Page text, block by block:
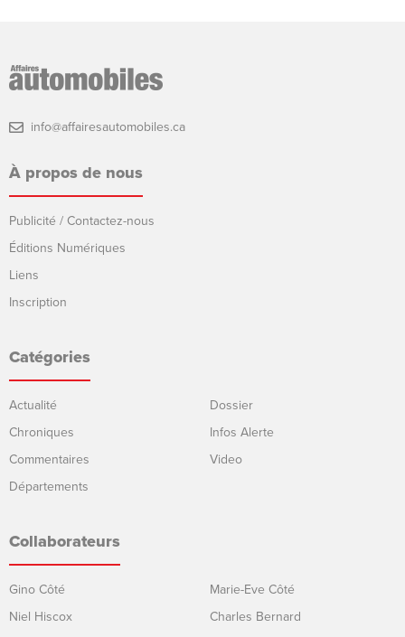
info@affairesautomobiles.ca
À propos de nous
Publicité / Contactez-nous
Éditions Numériques
Liens
Inscription
Catégories
Actualité
Chroniques
Commentaires
Départements
Dossier
Infos Alerte
Video
Collaborateurs
Gino Côté
Niel Hiscox
Marie-Eve Côté
Charles Bernard